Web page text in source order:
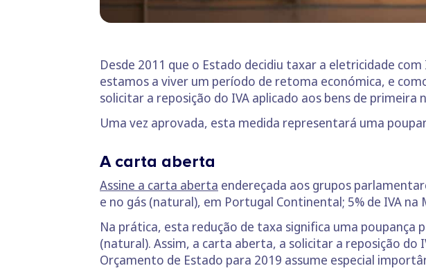
Desde 2011 que o Estado decidiu taxar a eletricidade
estamos a viver um período de retoma económica, e
solicitar a reposição do IVA aplicado aos bens de primeira
Uma vez aprovada, esta medida representará uma
A carta aberta
Assine a carta aberta endereçada aos grupos
e no gás (natural), em Portugal Continental; 5% de IVA na
Na prática, esta redução de taxa significa uma poupança
(natural). Assim, a carta aberta, a solicitar a reposição
Orçamento de Estado para 2019 assume especial